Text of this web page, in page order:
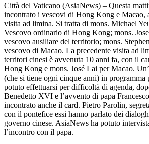
Città del Vaticano (AsiaNews) – Questa
incontrato i vescovi di Hong Kong e Macao,
visita ad limina. Si tratta di mons. Michael
Vescovo ordinario di Hong Kong; mons.
vescovo ausiliare del territorio; mons.
vescovo di Macao. La precedente visita ad
territori cinesi è avvenuta 10 anni fa, con il
Hong Kong e mons. José Lai per Macao.
(che si tiene ogni cinque anni) in programma
potuto effettuarsi per difficoltà di agenda,
Benedetto XVI e l’avvento di papa
incontrato anche il card. Pietro Parolin,
con il pontefice essi hanno parlato dei
governo cinese. AsiaNews ha potuto
l’incontro con il papa.